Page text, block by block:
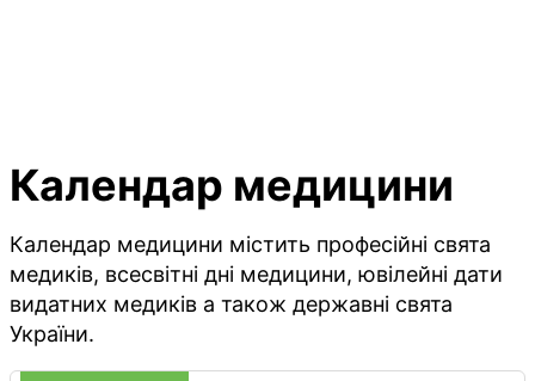
Календар медицини
Календар медицини містить професійні свята
медиків, всесвітні дні медицини, ювілейні дати
видатних медиків а також державні свята
України.